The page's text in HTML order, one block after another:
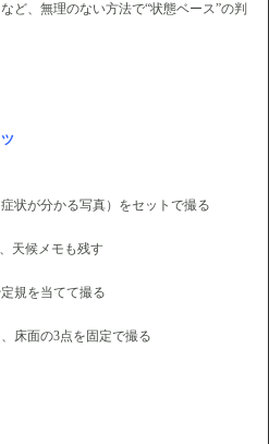
ど、無理のない方法で“状態ベース”の判
状が分かる写真）をセットで撮る
天候メモも残す
規を当てて撮る
床面の3点を固定で撮る